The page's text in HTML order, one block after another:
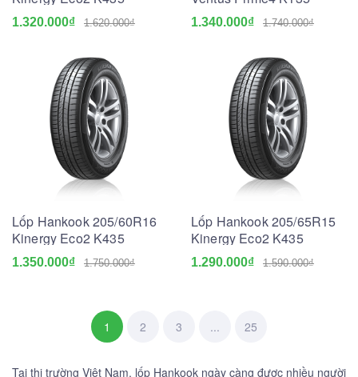
1.320.000₫ 1.620.000₫ 1.340.000₫ 1.740.000₫
Lốp Hankook 205/60R16
Kinergy Eco2 K435
1.350.000₫ 1.750.000₫
Lốp Hankook 205/65R15
Kinergy Eco2 K435
1.290.000₫ 1.590.000₫
1 2 3 ... 25
Tại thị trường Việt Nam, lốp Hankook ngày càng được nhiều người